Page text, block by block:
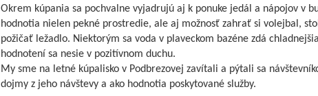
Okrem kúpania sa pochvalne vyjadrujú aj k ponuke jedál a nápojov v
hodnotia nielen pekné prostredie, ale aj možnosť zahrať si volejbal,
požičať ležadlo. Niektorým sa voda v plaveckom bazéne zdá
hodnotení sa nesie v pozitívnom duchu.
My sme na letné kúpalisko v Podbrezovej zavítali a pýtali sa
dojmy z jeho návštevy a ako hodnotia poskytované služby.